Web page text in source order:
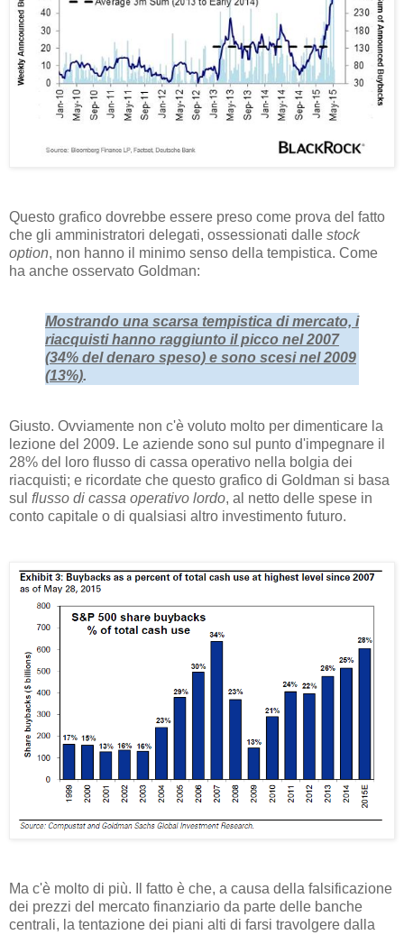
Questo grafico dovrebbe essere preso come prova del fatto
che gli amministratori delegati, ossessionati dalle stock
option, non hanno il minimo senso della tempistica. Come
ha anche osservato Goldman:
Mostrando una scarsa tempistica di mercato, i
riacquisti hanno raggiunto il picco nel 2007
(34% del denaro speso) e sono scesi nel 2009
(13%).
Giusto. Ovviamente non c'è voluto molto per dimenticare la
lezione del 2009. Le aziende sono sul punto d'impegnare il
28% del loro flusso di cassa operativo nella bolgia dei
riacquisti; e ricordate che questo grafico di Goldman si basa
sul flusso di cassa operativo lordo, al netto delle spese in
conto capitale o di qualsiasi altro investimento futuro.
Ma c'è molto di più. Il fatto è che, a causa della falsificazione
dei prezzi del mercato finanziario da parte delle banche
centrali, la tentazione dei piani alti di farsi travolgere dalla